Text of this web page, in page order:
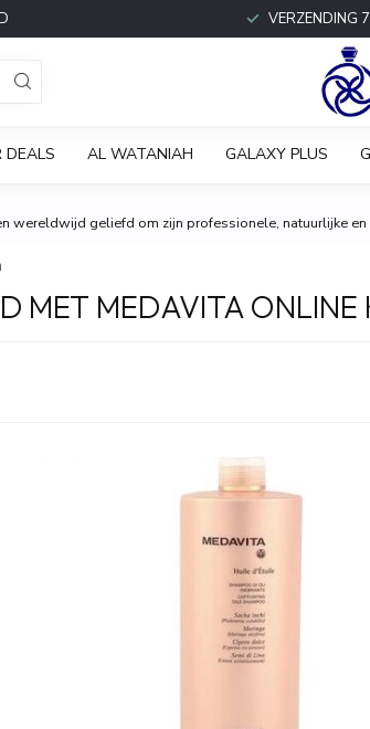
VERZENDING
DEALS AL WATANIAH GALAXY PLUS
wereldwijd geliefd om zijn professionele, natuurlijke
MET MEDAVITA ONLINE